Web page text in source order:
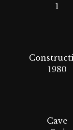
1
1980
Cave